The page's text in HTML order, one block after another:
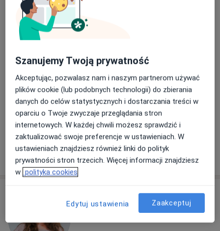
Bezpieczne płatności
mgr Agata Falińska
Seksuolog, Psycholog, Psychotraumatolog
Adres Online
Bracka 20/23, Warszawa •Mapa
Psychoclinic Bracka 20
Konsultacja seksuologiczna
Poproś o wizytę
Szanujemy Twoją prywatność
Akceptując, pozwalasz nam i naszym partnerom używać
plików cookie (lub podobnych technologii) do zbierania
danych do celów statystycznych i dostarczania treści w
oparciu o Twoje zwyczaje przeglądania stron
internetowych. W każdej chwili możesz sprawdzić i
zaktualizować swoje preferencje w ustawieniach. W
ustawieniach znajdziesz również linki do polityk
prywatności stron trzecich. Więcej informacji znajdziesz
w polityka cookies
Edytuj ustawienia Zaakceptuj